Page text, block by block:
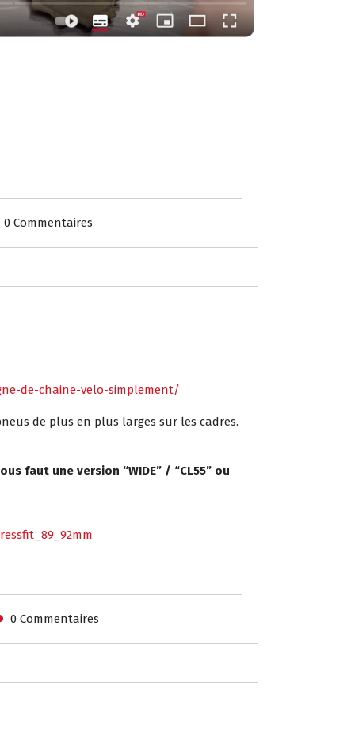
0 Commentaires
de-chaine-velo-simplement/
de plus en plus larges sur les cadres.
faut une version “WIDE” / “CL55” ou
0 Commentaires